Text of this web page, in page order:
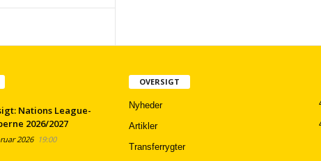
Nations League-
2026/2027
202619:00
OVERSIGT
Nyheder
Artikler
Transferrygter